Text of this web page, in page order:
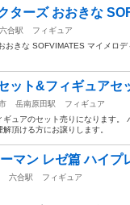
ターズ おおきな
六合駅
フィギュア
おきな SOFVIMATES マイメロデ
ット&フィギュアセ
岳南原田駅
フィギュア
ギュアのセット売りになります
頂ける方にお譲りします。
マン レゼ篇 ハイプ
六合駅
フィギュア